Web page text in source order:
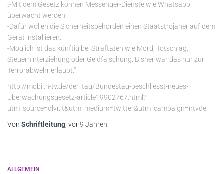
„-Mit dem Gesetz können Messenger-Dienste wie Whatsapp
überwacht werden.
-Dafür wollen die Sicherheitsbehörden einen Staatstrojaner auf dem
Gerät installieren.
-Möglich ist das künftig bei Straftaten wie Mord, Totschlag,
Steuerhinterziehung oder Geldfälschung. Bisher war das nur zur
Terrorabwehr erlaubt.“
http://mobil.n-tv.de/der_tag/Bundestag-beschliesst-neues-
Uberwachungsgesetz-article19902767.html?
utm_source=dlvr.it&utm_medium=twitter&utm_campaign=ntvde
Von Schriftleitung , vor9 Jahren
ALLGEMEIN